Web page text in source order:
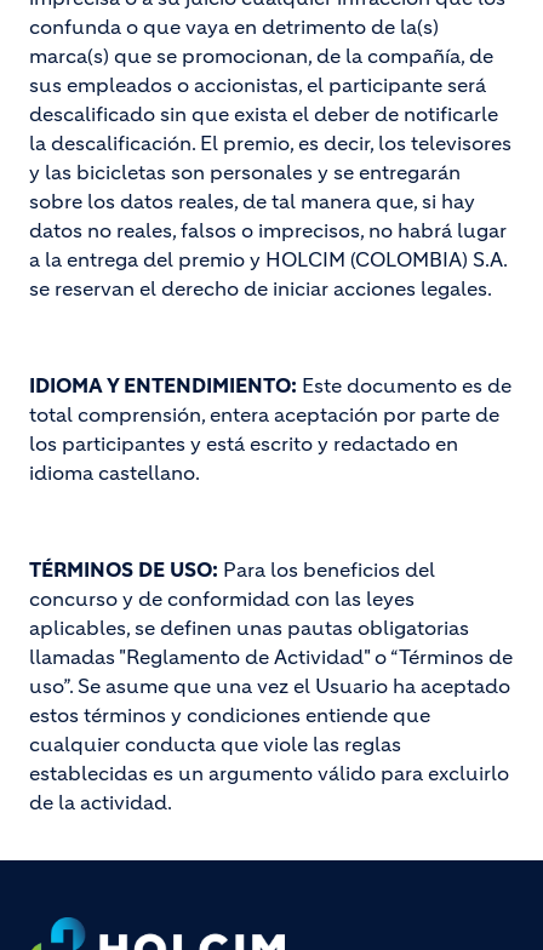
confunda o que vaya en detrimento de la(s)
marca(s) que se promocionan, de la compañía, de
sus empleados o accionistas, el participante será
descalificado sin que exista el deber de notificarle
la descalificación. El premio, es decir, los televisores
y las bicicletas son personales y se entregarán
sobre los datos reales, de tal manera que, si hay
datos no reales, falsos o imprecisos, no habrá lugar
a la entrega del premio y HOLCIM (COLOMBIA) S.A.
se reservan el derecho de iniciar acciones legales.
IDIOMA Y ENTENDIMIENTO: Este documento es de
total comprensión, entera aceptación por parte de
los participantes y está escrito y redactado en
idioma castellano.
TÉRMINOS DE USO: Para los beneficios del
concurso y de conformidad con las leyes
aplicables, se definen unas pautas obligatorias
llamadas "Reglamento de Actividad" o “Términos de
uso”. Se asume que una vez el Usuario ha aceptado
estos términos y condiciones entiende que
cualquier conducta que viole las reglas
establecidas es un argumento válido para excluirlo
de la actividad.
Footer